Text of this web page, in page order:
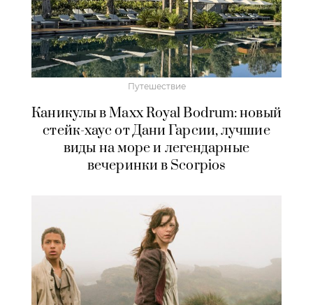
Путешествие
Каникулы в Maxx Royal Bodrum: новый
стейк-хаус от Дани Гарсии, лучшие
виды на море и легендарные
вечеринки в Scorpios